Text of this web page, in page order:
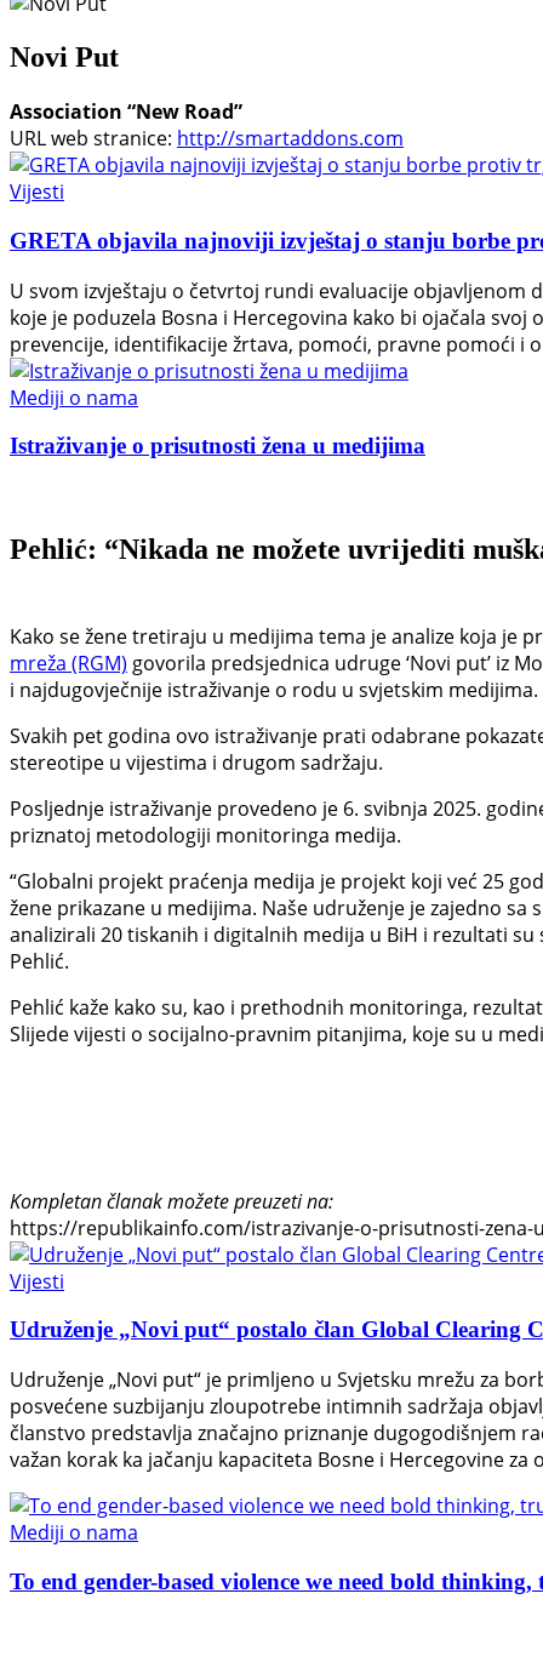
Novi Put
Association “New Road”
URL web stranice: http://smartaddons.com
Vijesti
GRETA objavila najnoviji izvještaj o stanju borbe
U svom izvještaju o četvrtoj rundi evaluacije objavljenom
koje je poduzela Bosna i Hercegovina kako bi ojačala
prevencije, identifikacije žrtava, pomoći, pravne pomoći i
Mediji o nama
Istraživanje o prisutnosti žena u medijima
Pehlić: “Nikada ne možete uvrijediti
Kako se žene tretiraju u medijima tema je analize koja je
mreža (RGM) govorila predsjednica udruge ‘Novi put’ iz
i najdugovječnije istraživanje o rodu u svjetskim medijima.
Svakih pet godina ovo istraživanje prati odabrane
stereotipe u vijestima i drugom sadržaju.
Posljednje istraživanje provedeno je 6. svibnja 2025.
priznatoj metodologiji monitoringa medija.
“Globalni projekt praćenja medija je projekt koji već 25
žene prikazane u medijima. Naše udruženje je zajedno
analizirali 20 tiskanih i digitalnih medija u BiH i rezultati
Pehlić.
Pehlić kaže kako su, kao i prethodnih monitoringa,
Slijede vijesti o socijalno-pravnim pitanjima, koje su u
Kompletan članak možete preuzeti na:
https://republikainfo.com/istrazivanje-o-prisutnosti-
Vijesti
Udruženje „Novi put“ postalo član Global Clearing
Udruženje „Novi put“ je primljeno u Svjetsku mrežu za
posvećene suzbijanju zloupotrebe intimnih sadržaja
članstvo predstavlja značajno priznanje dugogodišnjem
važan korak ka jačanju kapaciteta Bosne i Hercegovine
Mediji o nama
To end gender-based violence we need bold